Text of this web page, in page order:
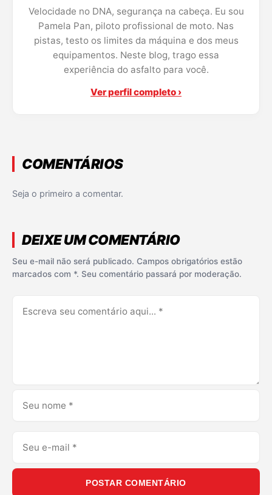
Velocidade no DNA, segurança na cabeça. Eu sou
Pamela Pan, piloto profissional de moto. Nas
pistas, testo os limites da máquina e dos meus
equipamentos. Neste blog, trago essa
experiência do asfalto para você.
Ver perfil completo ›
COMENTÁRIOS
Seja o primeiro a comentar.
DEIXE UM COMENTÁRIO
Seu e-mail não será publicado. Campos obrigatórios estão
marcados com *. Seu comentário passará por moderação.
POSTAR COMENTÁRIO